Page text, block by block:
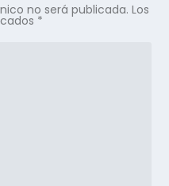
no será publicada. Los
*